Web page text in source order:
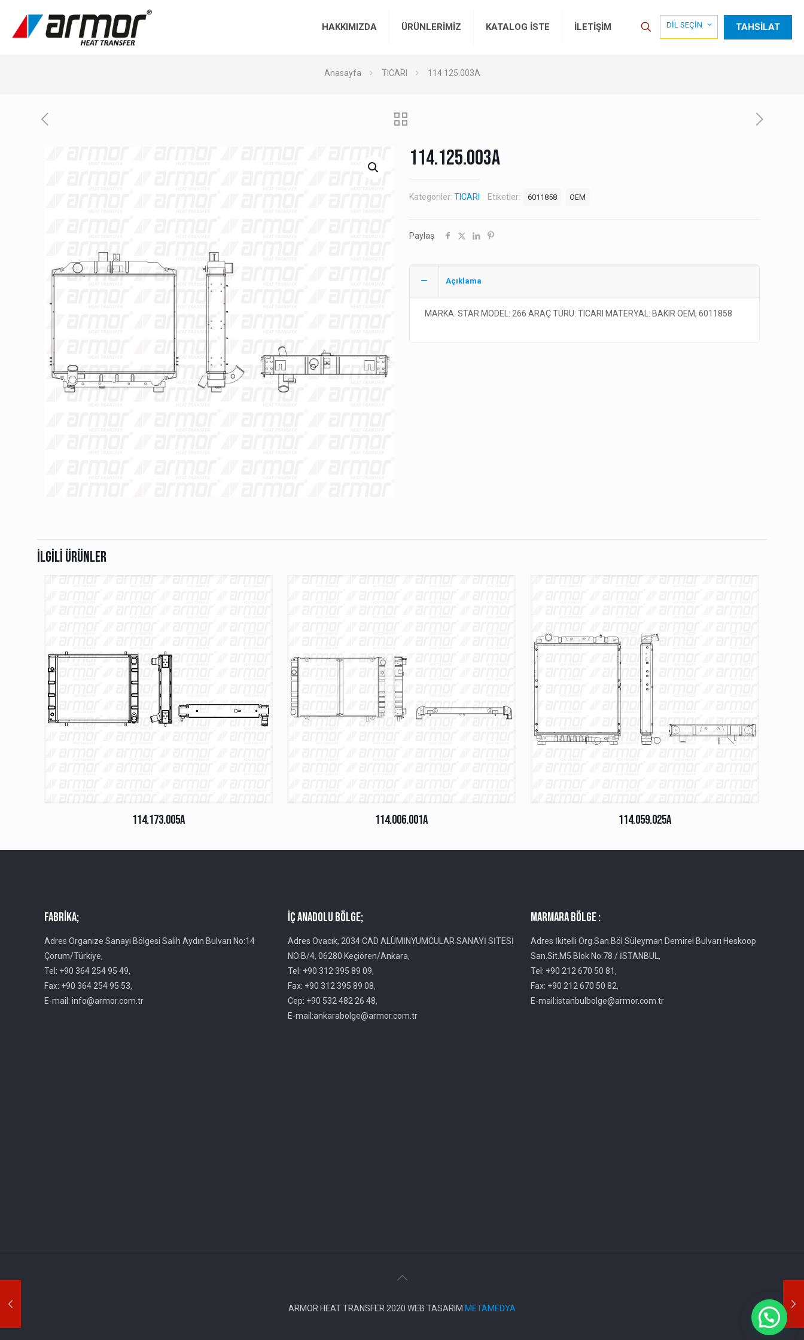
HAKKIMIZDA ÜRÜNLERİMİZ KATALOG İSTE İLETİŞİM DİL SEÇİN TAHSİLAT
Anasayfa TICARI 114.125.003A
114.125.003A
Kategoriler: TICARI Etiketler: 6011858 OEM
Paylaş
Açıklama
MARKA: STAR MODEL: 266 ARAÇ TÜRÜ: TICARI MATERYAL: BAKIR OEM, 6011858
İlgili ürünler
114.173.005A 114.006.001A 114.059.025A
Fabrika;
Adres Organize Sanayi Bölgesi Salih Aydın Bulvarı No:14
Çorum/Türkiye,
Tel: +90 364 254 95 49,
Fax: +90 364 254 95 53,
E-mail: info@armor.com.tr
İç Anadolu Bölge;
Adres Ovacık, 2034 CAD ALÜMİNYUMCULAR SANAYİ SİTESİ
NO:B/4, 06280 Keçiören/Ankara,
Tel: +90 312 395 89 09,
Fax: +90 312 395 89 08,
Cep: +90 532 482 26 48,
E-mail:ankarabolge@armor.com.tr
MARMARA BÖLGE :
Adres İkitelli Org.San.Böl Süleyman Demirel Bulvarı Heskoop
San.Sit.M5 Blok No:78 / İSTANBUL,
Tel: +90 212 670 50 81,
Fax: +90 212 670 50 82,
E-mail:istanbulbolge@armor.com.tr
ARMOR HEAT TRANSFER 2020 WEB TASARIM METAMEDYA